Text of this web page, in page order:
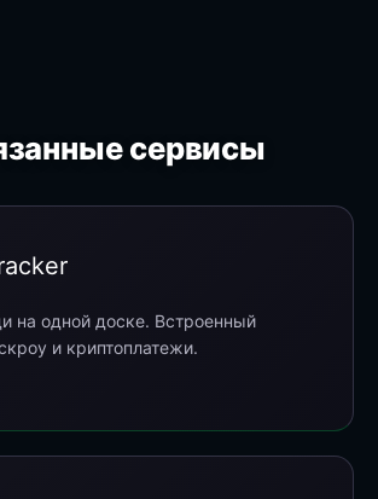
сервисы
на одной доске. Встроенный
и криптоплатежи.